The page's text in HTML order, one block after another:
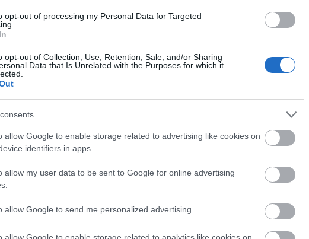
opt-out of processing my Personal Data for Targeted
opt-out of Collection, Use, Retention, Sale, and/or Sharing
Data that Is Unrelated with the Purposes for which it
allow Google to enable storage related to advertising like cookies on
identifiers in apps.
allow my user data to be sent to Google for online advertising
allow Google to send me personalized advertising.